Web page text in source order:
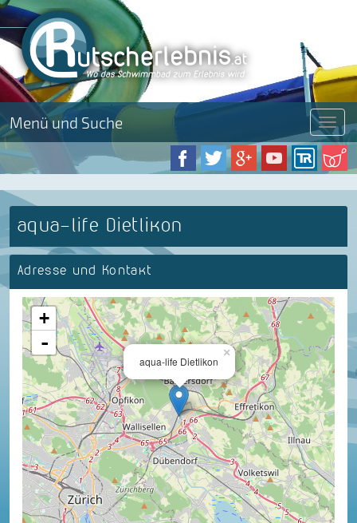
Menü und Suche Menü
aqua-life Dietlikon
Adresse und Kontakt
×
aqua-life Dietlikon
+
-